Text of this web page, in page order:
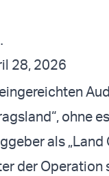
28, 2026
ohne
als „Land
der Operation